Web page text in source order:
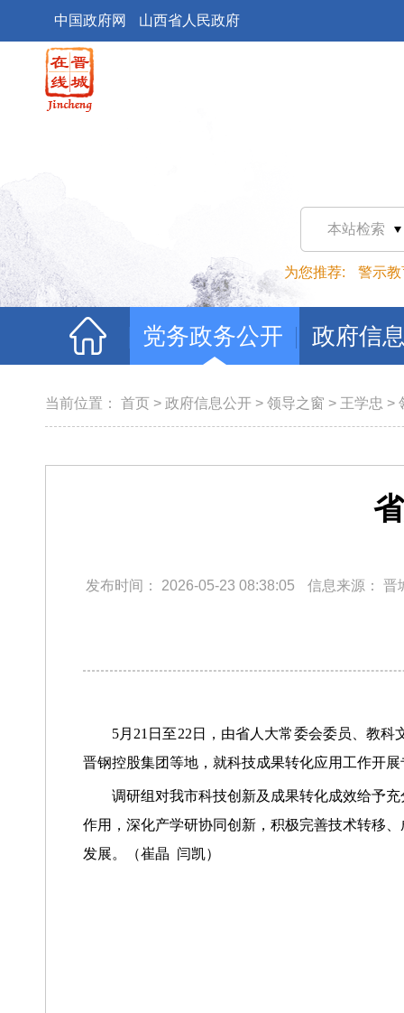
中国政府网 山西省人民政府
本站检索
为您推荐: 警示教
党务政务公开 政府信
当前位置： 首页 > 政府信息公开 > 领导之窗 > 王学忠 >
发布时间： 2026-05-23 08:38:05 信息来源： 晋
5月21日至22日，由省人大常委会委员、教
晋钢控股集团等地，就科技成果转化应用工作开
调研组对我市科技创新及成果转化成效给予
作用，深化产学研协同创新，积极完善技术转移
发展。（崔晶 闫凯）